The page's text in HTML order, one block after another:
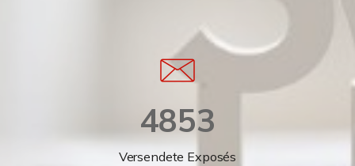
4853
Versendete Exposés